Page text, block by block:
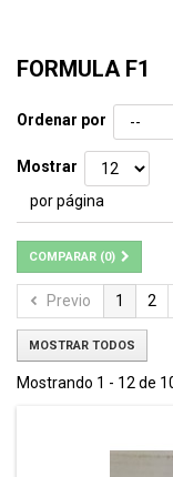
FORMULA F1
Ordenar por
Mostrar
por página
COMPARAR (0)
Previo 1 2
MOSTRAR TODOS
Mostrando 1 - 12 de